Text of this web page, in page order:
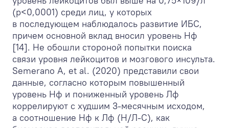
(p<0,0001) среди лиц, у которых
в последующем наблюдалось развитие ИБС,
причем основной вклад вносил уровень Нф
[14]. Не обошли стороной попытки поиска
связи уровня лейкоцитов и мозгового инсульта.
Semerano A, et al. (2020) представили свои
данные, согласно которым повышенный
уровень Нф и пониженный уровень Лф
коррелируют с худшим 3-месячным исходом,
а соотношение Нф к Лф (Н/Л-С), как